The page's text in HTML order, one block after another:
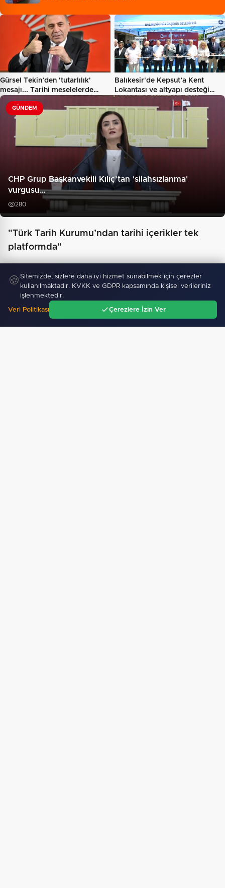
Gürsel Tekin’den 'tutarlılık'
mesajı... Tarihi meselelerde…
Balıkesir'de Kepsut’a Kent
Lokantası ve altyapı desteği…
GÜNDEM
CHP Grup Başkanvekili Kılıç’tan 'silahsızlanma'
vurgusu…
280
"Türk Tarih Kurumu’ndan tarihi içerikler tek
platformda"
🍪 Sitemizde, sizlere daha iyi hizmet sunabilmek için çerezler
kullanılmaktadır. KVKK ve GDPR kapsamında kişisel verileriniz
işlenmektedir.
Veri Politikası Çerezlere İzin Ver
Gündem Ara Menü